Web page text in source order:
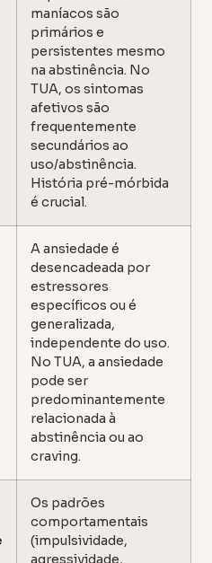
maníacos são
primários e
persistentes mesmo
na abstinência. No
TUA, os sintomas
afetivos são
frequentemente
secundários ao
uso/abstinência.
História pré-mórbida
é crucial.
A ansiedade é
desencadeada por
estressores
específicos ou é
generalizada,
independente do uso.
No TUA, a ansiedade
pode ser
predominantemente
relacionada à
abstinência ou ao
craving.
Os padrões
comportamentais
(impulsividade,